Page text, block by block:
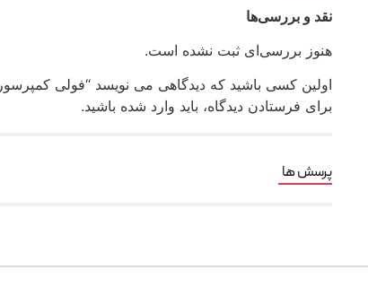
نقد و بررسی‌ها
هنوز بررسی‌ای ثبت نشده است.
اولین کسی باشید که دیدگاهی می نویسد “فولی کمپرسور 8 شیار (709) رادمان پارت کد FU 7409”
برای فرستادن دیدگاه، باید وارد شده باشید.
پرسش ها